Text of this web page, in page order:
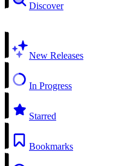
Discover
New Releases
In Progress
Starred
Bookmarks